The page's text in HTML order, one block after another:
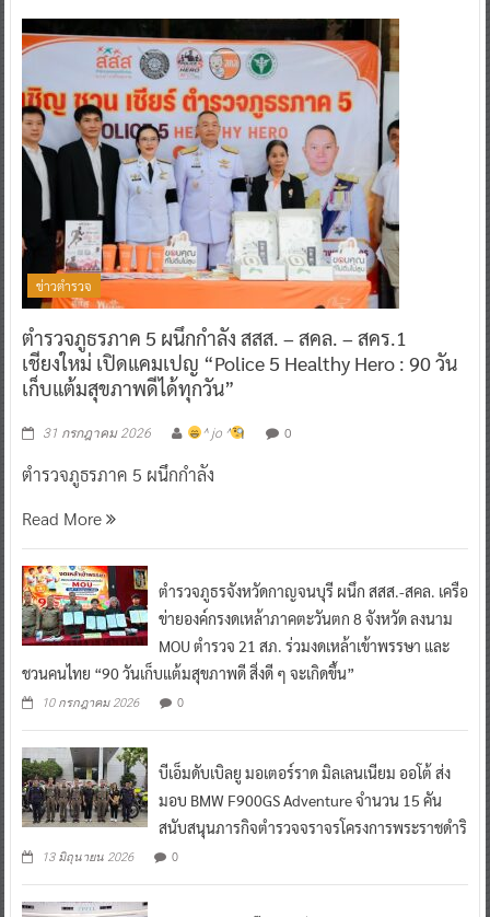
ข่าวตำรวจ
ตำรวจภูธรภาค 5 ผนึกกำลัง สสส. – สคล. – สคร.1
เชียงใหม่ เปิดแคมเปญ “Police 5 Healthy Hero : 90 วัน
เก็บแต้มสุขภาพดีได้ทุกวัน”
31 กรกฎาคม 2026 ^ jo ^ 0
ตำรวจภูธรภาค 5 ผนึกกำลัง
Read More
ตำรวจภูธรจังหวัดกาญจนบุรี ผนึก สสส.-สคล. เครือ
ข่ายองค์กรงดเหล้าภาคตะวันตก 8 จังหวัด ลงนาม
MOU ตำรวจ 21 สภ. ร่วมงดเหล้าเข้าพรรษา และ
ชวนคนไทย “90 วันเก็บแต้มสุขภาพดี สิ่งดี ๆ จะเกิดขึ้น”
10 กรกฎาคม 2026 0
บีเอ็มดับเบิลยู มอเตอร์ราด มิลเลนเนียม ออโต้ ส่ง
มอบ BMW F900GS Adventure จำนวน 15 คัน
สนับสนุนภารกิจตำรวจจราจรโครงการพระราชดำริ
13 มิถุนายน 2026 0